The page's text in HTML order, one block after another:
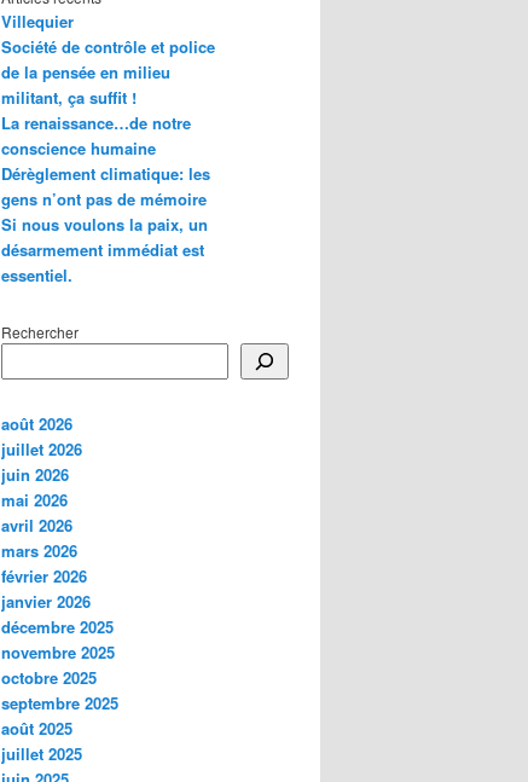
Villequier
Société de contrôle et police
de la pensée en milieu
militant, ça suffit !
La renaissance…de notre
conscience humaine
Dérèglement climatique: les
gens n’ont pas de mémoire
Si nous voulons la paix, un
désarmement immédiat est
essentiel.
Rechercher
août 2026
juillet 2026
juin 2026
mai 2026
avril 2026
mars 2026
février 2026
janvier 2026
décembre 2025
novembre 2025
octobre 2025
septembre 2025
août 2025
juillet 2025